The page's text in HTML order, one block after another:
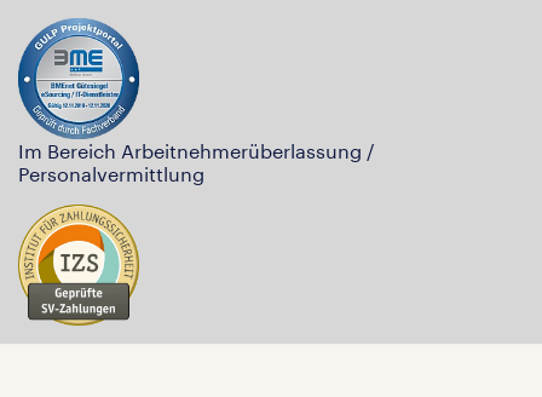
Im Bereich Arbeitnehmerüberlassung /
Personalvermittlung